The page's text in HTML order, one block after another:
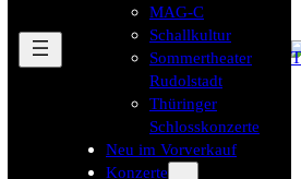
MAG-C
Schallkultur
Sommertheater
Rudolstadt
Thüringer
Schlosskonzerte
Neu im Vorverkauf
Konzerte